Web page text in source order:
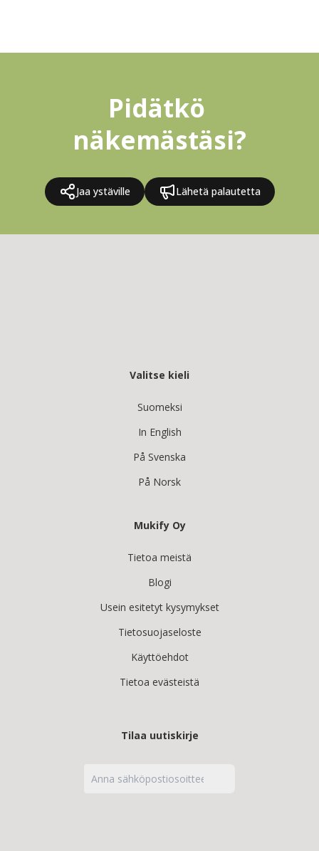
Pidätkö
näkemästäsi?
Jaa ystäville Lähetä palautetta
Valitse kieli
Suomeksi
In English
På Svenska
På Norsk
Mukify Oy
Tietoa meistä
Blogi
Usein esitetyt kysymykset
Tietosuojaseloste
Käyttöehdot
Tietoa evästeistä
Tilaa uutiskirje